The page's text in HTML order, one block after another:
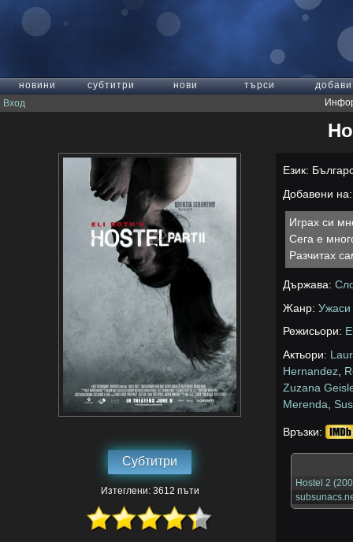
новини субтитри нови търси
добави
Вход
Субтитри
Изтеглени: 3612 пъти
Език:
Добавени
Играх си
Сега е
Разчитах
Държава:
Жанр:Ужаси
Режисьори:
Актьори:
Hernandez
Zuzana
Merenda
Връзки:
Hostel 2